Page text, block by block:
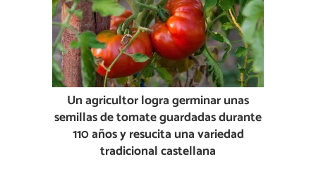
Un agricultor logra germinar unas
semillas de tomate guardadas durante
110 años y resucita una variedad
tradicional castellana